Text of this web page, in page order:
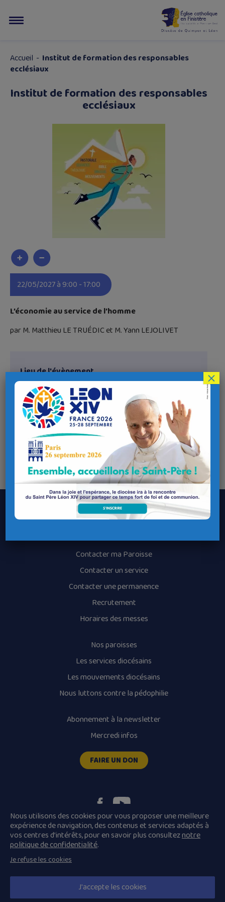
Accueil - Institut de formation des responsables
ecclésiaux
Institut de formation des responsables
ecclésiaux
22/05/2027 à 9:00 - 17:00
L’économie au service de l’homme
par M. Matthieu LE TRUÉDIC et M. Yann LEJOLIVET
Lieu de l'évènement
Adresse
Juvénat Notre-Dame
Penn Feunteun, 29150 Châteaulin
Coordonnées GPS
Latitude : 48.1848016
Longitude : -3.982142
Le Diocèse de Quimper et Léon
Contacter le Diocèse
Contacter ma Paroisse
Contacter un service
Contacter une permanence
Recrutement
Horaires des messes
Nos paroisses
Les services diocésains
Les mouvements diocésains
Nous luttons contre la pédophilie
Abonnement à la newsletter
Mercredi infos
FAIRE UN DON
Plan du site
Mentions légales
Conditions Générales de Vente
© 2026 Diocèse de Quimper et Léon, Tous droits réservés.
×
Nous utilisons des cookies pour vous proposer une meilleure
expérience de navigation, des contenus et services adaptés à
vos centres d’intérêts, pour en savoir plus consulteznotre
politique de confidentialité.
Je refuse les cookies
J'accepte les cookies